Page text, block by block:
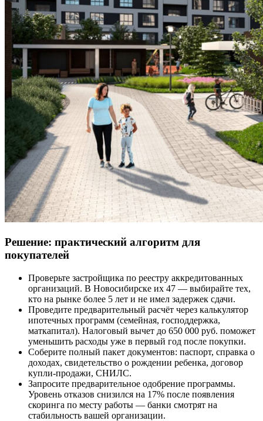
Решение: практический алгоритм для
покупателей
Проверьте застройщика по реестру аккредитованных
организаций. В Новосибирске их 47 — выбирайте тех,
кто на рынке более 5 лет и не имел задержек сдачи.
Проведите предварительный расчёт через калькулятор
ипотечных программ (семейная, господдержка,
маткапитал). Налоговый вычет до 650 000 руб. поможет
уменьшить расходы уже в первый год после покупки.
Соберите полный пакет документов: паспорт, справка о
доходах, свидетельство о рождении ребенка, договор
купли-продажи, СНИЛС.
Запросите предварительное одобрение программы.
Уровень отказов снизился на 17% после появления
скоринга по месту работы — банки смотрят на
стабильность вашей организации.